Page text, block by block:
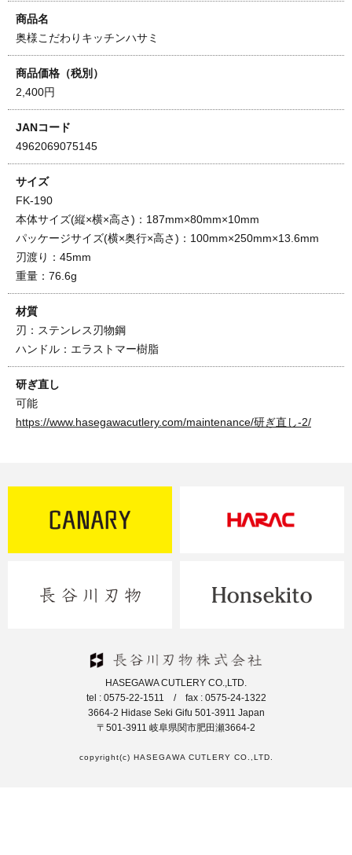
商品名
奥様こだわりキッチンハサミ
商品価格（税別）
2,400円
JANコード
4962069075145
サイズ
FK-190
本体サイズ(縦×横×高さ)：187mm×80mm×10mm
パッケージサイズ(横×奥行×高さ)：100mm×250mm×13.6mm
刃渡り：45mm
重量：76.6g
材質
刃：ステンレス刃物鋼
ハンドル：エラストマー樹脂
研ぎ直し
可能
https://www.hasegawacutlery.com/maintenance/研ぎ直し-2/
HASEGAWA CUTLERY CO.,LTD.
tel : 0575-22-1511 / fax : 0575-24-1322
3664-2 Hidase Seki Gifu 501-3911 Japan
〒501-3911 岐阜県関市肥田瀬3664-2
copyright(c) HASEGAWA CUTLERY CO.,LTD.